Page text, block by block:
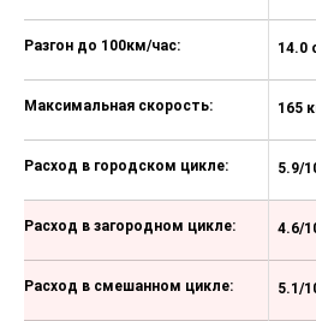
+
(ASR)
дверей при начале
водителя
пассажира (c
отключения)
Передние боковые
безопасности и
Разгон до 100км/час:
Максимальная скорость:
Расход в городском цикле:
Расход в загородном цикле:
Расход в смешанном цикле:
14.0
165
5.9/
4.6/
5.1/